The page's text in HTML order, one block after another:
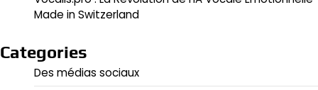
Made in Switzerland
Categories
Des médias sociaux